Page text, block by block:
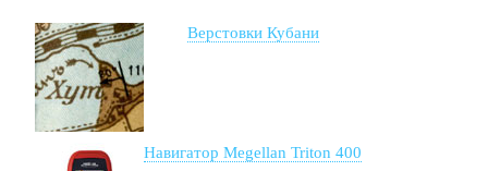
Верстовки Кубани
Навигатор Megellan Triton 400